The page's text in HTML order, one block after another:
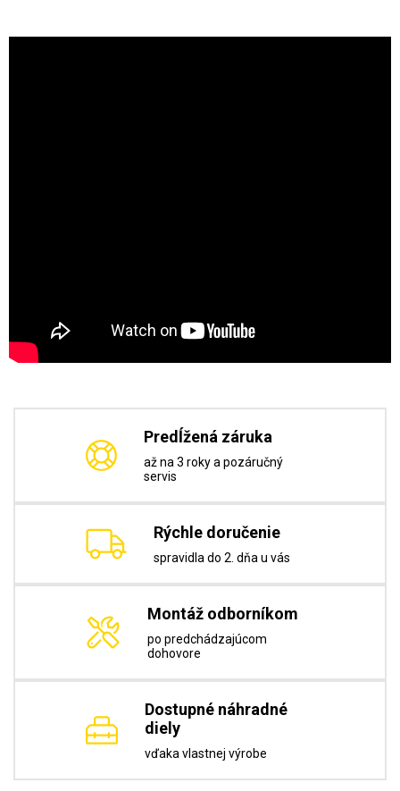
Predĺžená záruka
až na 3 roky a pozáručný
servis
Rýchle doručenie
spravidla do 2. dňa u vás
Montáž odborníkom
po predchádzajúcom
dohovore
Dostupné náhradné
diely
vďaka vlastnej výrobe